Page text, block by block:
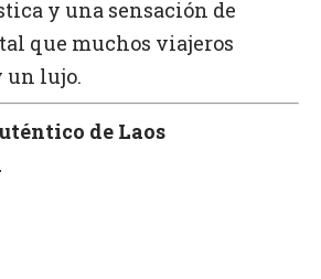
y una sensación de
que muchos viajeros
un lujo.
de Laos